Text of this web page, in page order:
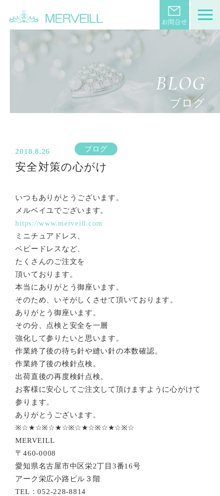
BLOG
ブログ
2018.8.26 ブログ
安全対策の心がけ
いつもありがとうございます。
メルベイユでございます。
https://www.merveill.com
ミニチュアドレス、
ベビードレスなど、
たくさんのご注文を
頂いております。
本当にありがとう御座います。
そのため、いそがしくさせて頂いております。
ありがとう御座います。
その分、点検と安全を一層
強化して参りたいと思います。
作業終了後の待ち針や縫い針の本数確認。
作業終了後の検針点検。
出荷直後の再度検針点検。
お客様に安心してご注文して頂けますように心がけて
参ります。
ありがとうございます。
※☆★☆※☆★☆※☆★☆※☆★☆※☆
MERVEILL
〒460-0008
愛知県名古屋市中区栄2丁目3番16号
アーク栄広小路ビル３階
TEL：052-228-8814